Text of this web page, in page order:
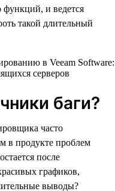
функций, и ведется
такой длительный
баги?
часто
в продукте проблем
после
графиков,
выводы?